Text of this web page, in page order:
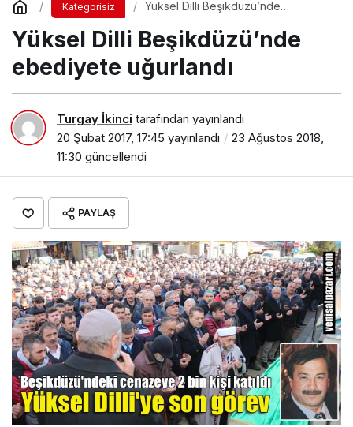
Kategorisiz
Yüksel Dilli Beşikdüzü’nde
Yüksel Dilli Beşikdüzü’nde
ebediyete uğurlandı
Turgay İkinci tarafından yayınlandı
20 Şubat 2017, 17:45 yayınlandı
23 Ağustos 2018,
11:30 güncellendi
PAYLAŞ